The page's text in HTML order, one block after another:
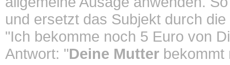
und ersetzt das Subjekt durch
"Ich bekomme noch 5 Euro von
Antwort: "Deine Mutter bekommt